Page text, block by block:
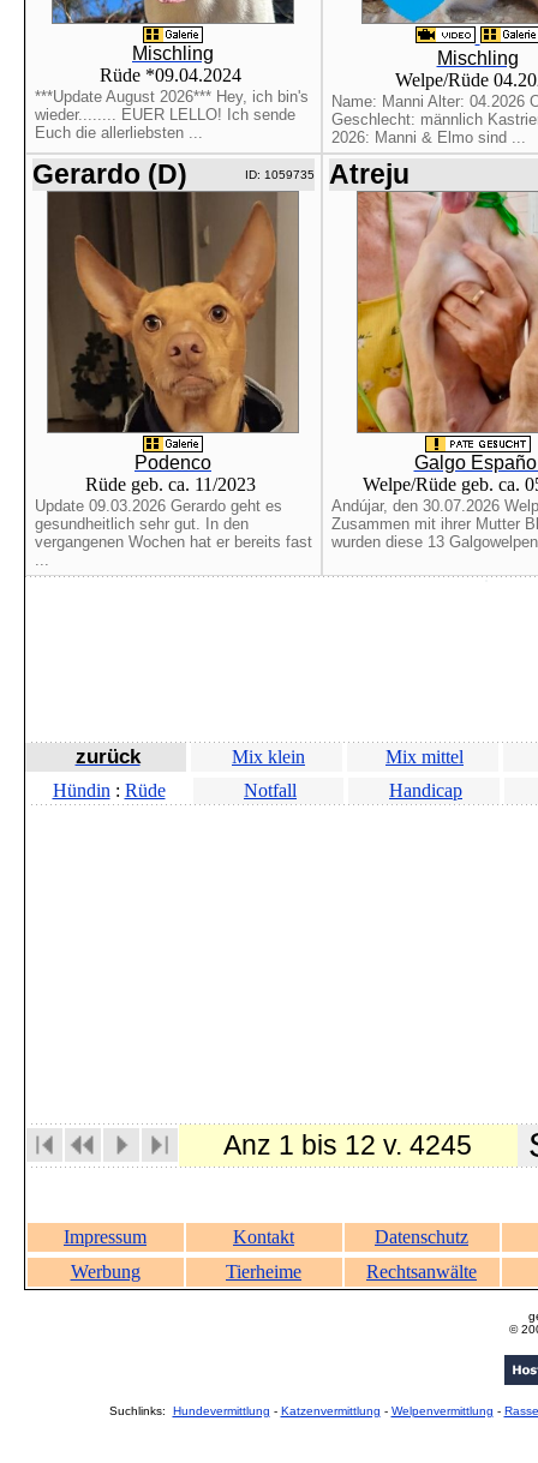
Mischling
Rüde *09.04.2024
***Update August 2026*** Hey, ich bin's
wieder........ EUER LELLO! Ich sende
Euch die allerliebsten ...
Mischling
Welpe/Rüde
Name: Manni Alter: 04.2026
Geschlecht: männlich
2026: Manni & Elmo sind ...
Gerardo (D) ID: 1059735
Podenco
Rüde geb. ca. 11/2023
Update 09.03.2026 Gerardo geht es
gesundheitlich sehr gut. In den
vergangenen Wochen hat er bereits fast
...
Atreju
Galgo
Welpe/Rüde geb. ca.
Andújar, den 30.07.2026
Zusammen mit ihrer Mutter
wurden diese 13
zurück Mix klein
Mix mittel
Hündin : Rüde Notfall Handicap
Anz 1 bis 12 v. 4245
Impressum Kontakt
Datenschutz
Werbung
Tierheime Rechtsanwälte
©
Suchlinks: Hundevermittlung - Katzenvermittlung - Welpenvermittlung -